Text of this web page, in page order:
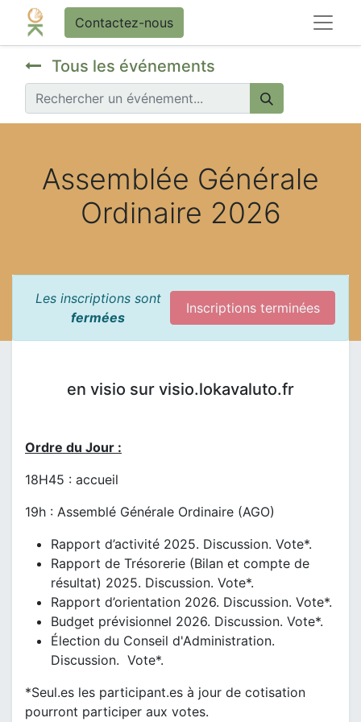
Contactez-nous
Tous les événements
Assemblée Générale
Ordinaire 2026
Les inscriptions sont
fermées
Inscriptions terminées
en visio sur visio.lokavaluto.fr
Ordre du Jour :
18H45 : accueil
19h : Assemblé Générale Ordinaire (AGO)
Rapport d’activité 2025. Discussion. Vote*.
Rapport de Trésorerie (Bilan et compte de
résultat) 2025. Discussion. Vote*.
Rapport d’orientation 2026. Discussion. Vote*.
Budget prévisionnel 2026. Discussion. Vote*.
Élection du Conseil d'Administration.
Discussion. Vote*.
*Seul.es les participant.es à jour de cotisation
pourront participer aux votes.